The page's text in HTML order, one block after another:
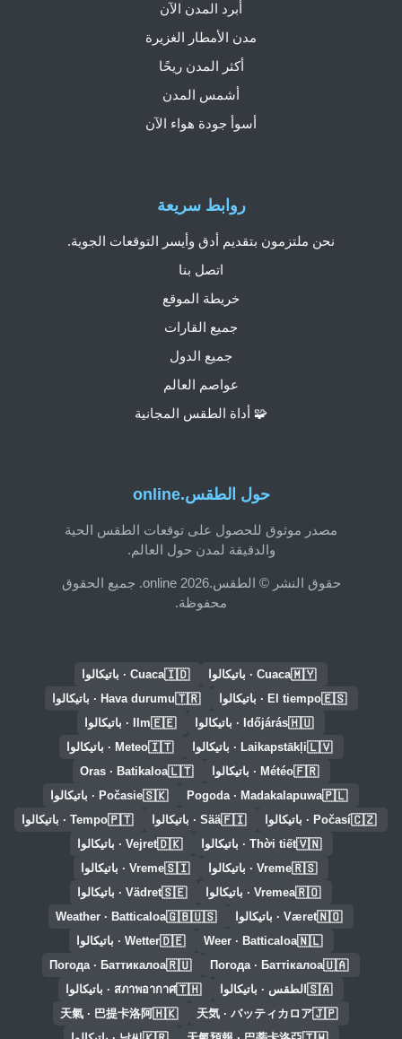
حول الطقس.online
مصدر موثوق للحصول على توقعات الطقس الحية
والدقيقة لمدن حول العالم.
حقوق النشر © الطقس.online 2026. جميع الحقوق
محفوظة.
روابط سريعة
نحن ملتزمون بتقديم أدق وأيسر التوقعات الجوية.
اتصل بنا
خريطة الموقع
جميع القارات
جميع الدول
عواصم العالم
🧩 أداة الطقس المجانية
أبرد المدن الآن
مدن الأمطار الغزيرة
أكثر المدن ريحًا
أشمس المدن
أسوأ جودة هواء الآن
🇲🇾Cuaca · باتيكالوا 🇮🇩Cuaca · باتيكالوا
🇪🇸El tiempo · باتيكالوا 🇹🇷Hava durumu · باتيكالوا
🇭🇺Időjárás · باتيكالوا 🇪🇪Ilm · باتيكالوا
🇱🇻Laikapstākļi · باتيكالوا 🇮🇹Meteo · باتيكالوا
🇫🇷Météo · باتيكالوا 🇱🇹
Oras · Batikaloa
🇵🇱
Pogoda · Madakalapuwa
🇸🇰Počasie · باتيكالوا
🇨🇿Počasí · باتيكالوا 🇫🇮Sää · باتيكالوا 🇵🇹Tempo · باتيكالوا
🇻🇳Thời tiết · باتيكالوا 🇩🇰Vejret · باتيكالوا
🇷🇸Vreme · باتيكالوا 🇸🇮Vreme · باتيكالوا
🇷🇴Vremea · باتيكالوا 🇸🇪Vädret · باتيكالوا
🇳🇴Været · باتيكالوا 🇬🇧🇺🇸
Weather · Batticaloa
🇳🇱
Weer · Batticaloa
🇩🇪Wetter · باتيكالوا
🇺🇦
Погода · Баттікалоа
🇷🇺
Погода · Баттикалоа
🇸🇦 الطقس · باتيكالوا 🇹🇭สภาพอากาศ · باتيكالوا
🇯🇵
天気 · バッティカロア
🇭🇰
天氣 · 巴提卡洛阿